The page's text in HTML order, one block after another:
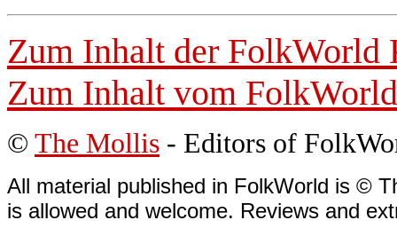
Zum Inhalt der FolkWorld
Zum Inhalt vom FolkWorld
© The Mollis - Editors of
All material published in FolkWorld is ©
is allowed and welcome. Reviews and